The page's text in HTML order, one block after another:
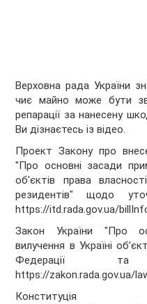
Верховна рада України
чиє майно може бути
репарації за нанесену
Ви дізнаєтесь із відео.
Проект Закону про
"Про основні засади
об'єктів права
резидентів" щодо
https://itd.rada.gov.ua/
Закон України "Про
вилучення в Україні
Федерації
https://zakon.rada.gov.ua/